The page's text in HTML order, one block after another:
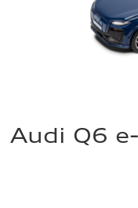
Audi Q6